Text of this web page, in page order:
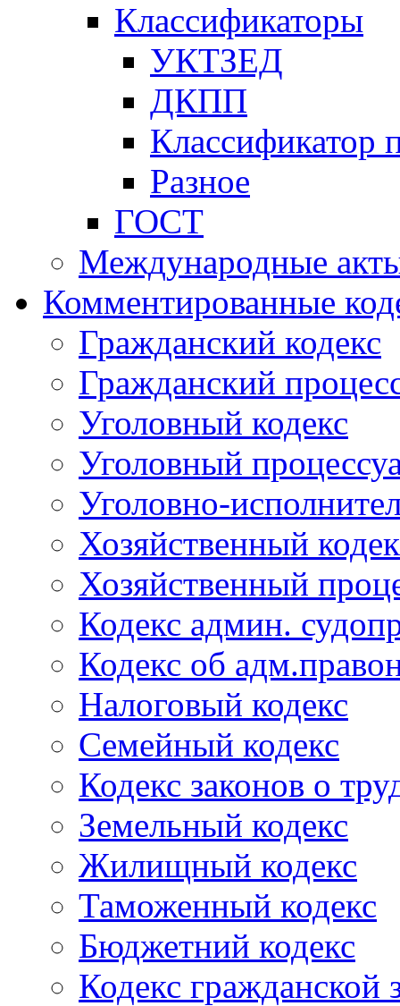
Классификаторы
УКТЗЕД
ДКПП
Классификатор
Разное
ГОСТ
Международные
Комментированные
Гражданский кодекс
Гражданский
Уголовный кодекс
Уголовный
Уголовно-
Хозяйственный
Хозяйственный
Кодекс админ.
Кодекс об
Налоговый кодекс
Семейный кодекс
Кодекс законов о
Земельный кодекс
Жилищный кодекс
Таможенный кодекс
Бюджетний кодекс
Кодекс гражданской